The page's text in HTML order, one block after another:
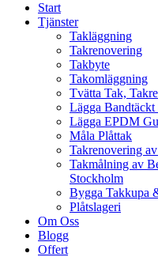
Start
Tjänster
Takläggning
Takrenovering
Takbyte
Takomläggning
Tvätta Tak,
Lägga
Lägga EPDM
Måla Plåttak
Takrenovering
Takmålning av
Stockholm
Bygga Takkupa
Plåtslageri
Om Oss
Blogg
Offert